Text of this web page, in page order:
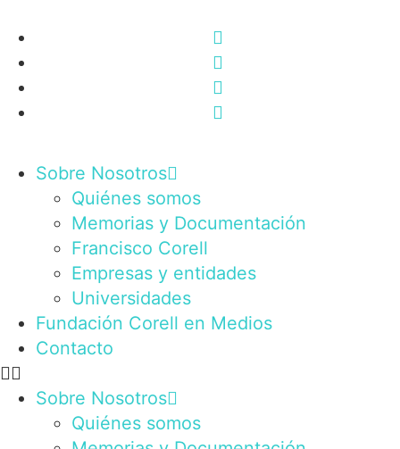
Sobre Nosotros
Quiénes somos
Memorias y Documentación
Francisco Corell
Empresas y entidades
Universidades
Fundación Corell en Medios
Contacto
Sobre Nosotros
Quiénes somos